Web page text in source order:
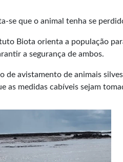
se que o animal tenha se
Biota orienta a população
a segurança de ambos.
de avistamento de animais
as medidas cabíveis sejam